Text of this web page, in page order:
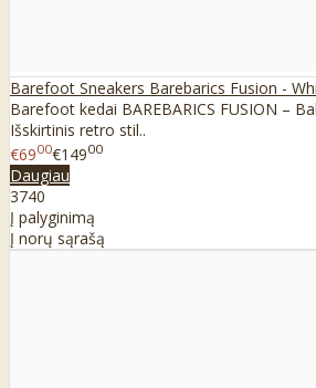
Barefoot Sneakers Barebarics Fusion -
Barefoot kedai BAREBARICS FUSION –
Išskirtinis retro stil..
€6900€14900
Daugiau
3740
Į palyginimą
Į norų sąrašą